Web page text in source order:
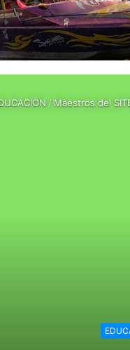
/Maestros del